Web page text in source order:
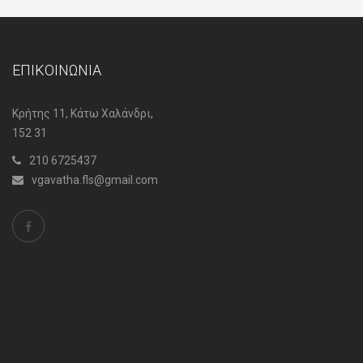
ΕΠΙΚΟΙΝΩΝΙΑ
Κρήτης 11, Κάτω Χαλάνδρι,
152 31
210 6725437
vgavatha.fls@gmail.com